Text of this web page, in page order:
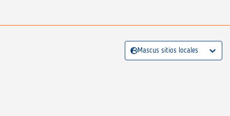
Mascus sitios locales